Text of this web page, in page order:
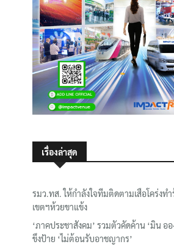
เรื่องล่าสุด
รมว.ทส. ให้กำลังใจทีมติดตามเสือโคร่งท
เขตฯห้วยขาแข้ง
‘ภาคประชาสังคม’ รวมตัวคัดค้าน ‘มิน ออ
ขึงป้าย ‘ไม่ต้อนรับอาชญากร’